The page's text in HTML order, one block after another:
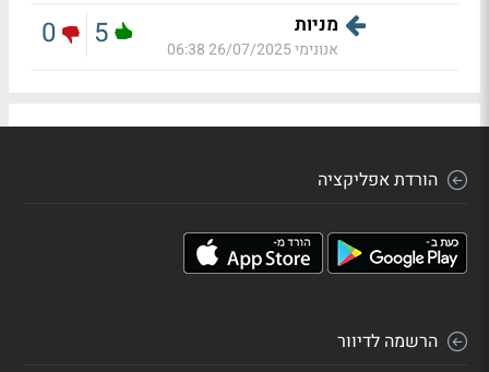
מניות
אנונימי26/07/2025 06:38
5
0
הורדת אפליקציה
הרשמה לדיוור